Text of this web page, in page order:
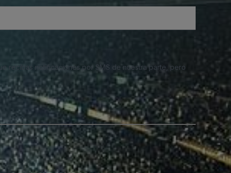
recibas notificaciones por SMS de nuestra parte, pero